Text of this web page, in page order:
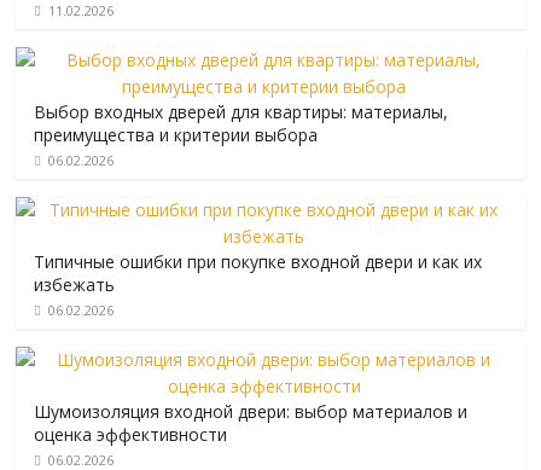
11.02.2026
Выбор входных дверей для квартиры: материалы,
преимущества и критерии выбора
06.02.2026
Типичные ошибки при покупке входной двери и как их
избежать
06.02.2026
Шумоизоляция входной двери: выбор материалов и
оценка эффективности
06.02.2026